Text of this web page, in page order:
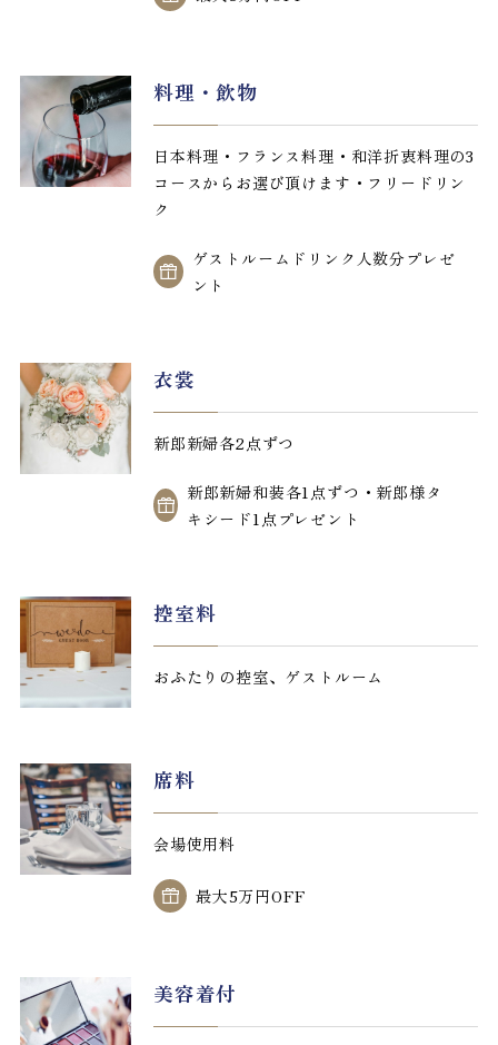
料理・飲物
日本料理・フランス料理・和洋折衷料理の3
コースからお選び頂けます・フリードリン
ク
ゲストルームドリンク人数分プレゼ
ント
衣裳
新郎新婦各2点ずつ
新郎新婦和装各1点ずつ・新郎様タ
キシード1点プレゼント
控室料
おふたりの控室、ゲストルーム
席料
会場使用料
最大5万円OFF
美容着付